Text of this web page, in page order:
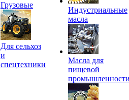
Грузовые
Для сельхоз
и
спецтехники
Индустриальные
масла
Масла для
пищевой